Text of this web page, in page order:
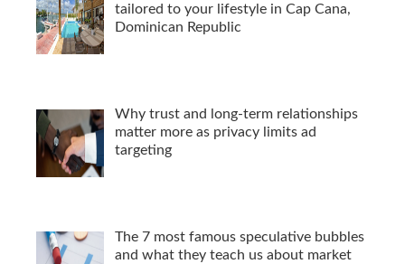
tailored to your lifestyle in Cap Cana,
Dominican Republic
Why trust and long-term relationships
matter more as privacy limits ad
targeting
The 7 most famous speculative bubbles
and what they teach us about market